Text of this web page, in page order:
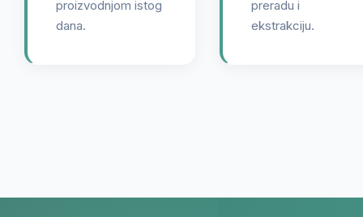
proizvodnjom istog
dana.
preradu i
ekstrakciju.